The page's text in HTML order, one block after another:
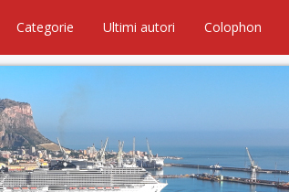
Categorie Ultimi autori Colophon